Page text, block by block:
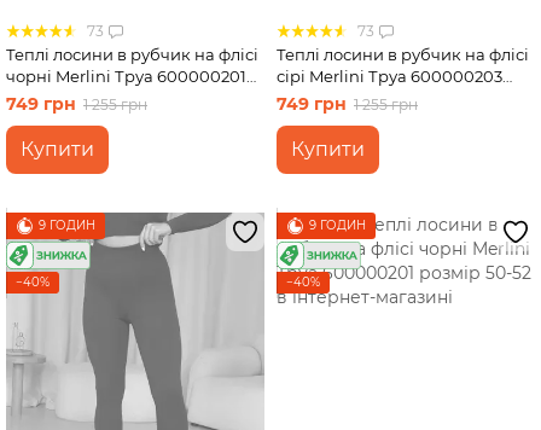
73
Теплі лосини в рубчик на флісі
чорні Merlini Труа 600000201
розмір 54-56
749 грн 1 255 грн
Купити
73
Теплі лосини в рубчик на флісі
сірі Merlini Труа 600000203
розмір 4XL-5XL (54-56)
749 грн 1 255 грн
Купити
9 ГОДИН
−40%
9 ГОДИН
−40%